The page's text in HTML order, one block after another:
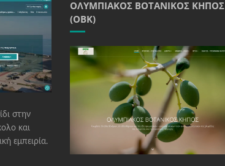
στην
και
εμπειρία.
ΟΛΥΜΠΙΑΚΌΣ ΒΟΤΑΝΙΚΌΣ ΚΉΠΟΣ
(ΟΒΚ)